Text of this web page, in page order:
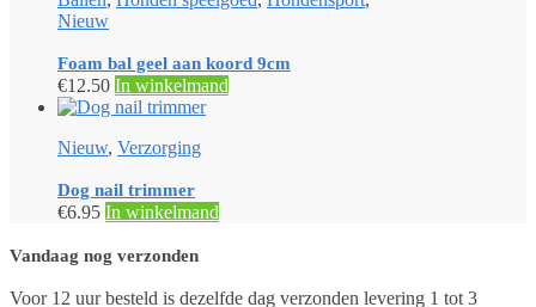
Nieuw
Foam bal geel aan koord 9cm
€12.50 In winkelmand
Nieuw, Verzorging
Dog nail trimmer
€6.95 In winkelmand
Vandaag nog verzonden
Voor 12 uur besteld is dezelfde dag verzonden levering 1 tot 3